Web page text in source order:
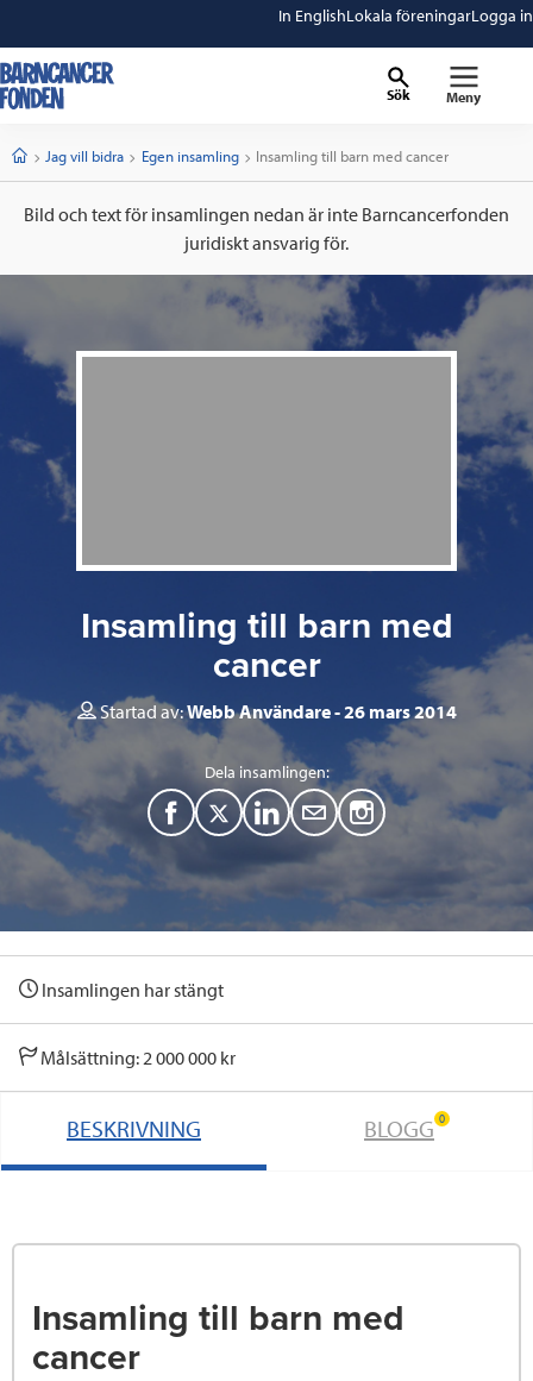
In EnglishLokala föreningarLogga in
Sök Meny
StartJag vill bidra Egen insamling Current:
Insamling till barn med cancer
Bild och text för insamlingen nedan är inte Barncancerfonden
juridiskt ansvarig för.
Insamling till barn med
cancer
Startad av:Webb Användare 26 mars 2014
Dela insamlingen:
F
e
b
o
o
k
T
t
e
r
L
i
k
I
M
a
i
l
Insamlingen har stängt
Målsättning: 2 000 000 kr
BESKRIVNING BLOGG 0
Insamling till barn med
cancer